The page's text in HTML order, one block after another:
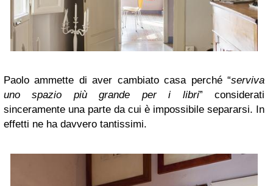
Paolo ammette di aver cambiato casa perché “serviva
uno spazio più grande per i libri” considerati
sinceramente una parte da cui è impossibile separarsi. In
effetti ne ha davvero tantissimi.